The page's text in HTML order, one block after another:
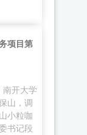
项目第
南开大学
山，调
小粒咖
书记段